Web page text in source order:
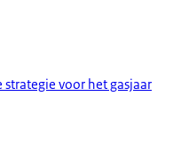
voor het gasjaar